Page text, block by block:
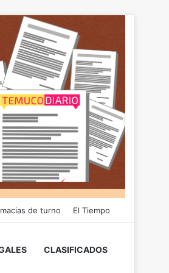
de turno El Tiempo
CLASIFICADOS